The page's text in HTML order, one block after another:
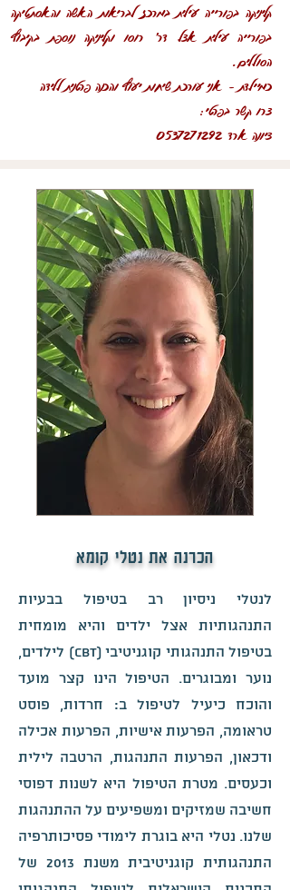
קליניקה בפורייה עילית במרכז לבריאות האשה והאסתטיקה
בפורייה עילית אצל דר' רוסו וקליניקה נוספת בקיבוץ
הסוללים.
כמיילדת – אני עורכת שיחות יעוץ והכנה פרטנית ללידה
צרו קשר בפרטי:
ציונה ארד 0537271292
הכרנה את נטלי קומא
לנטלי ניסיון רב בטיפול בבעיות
התנהגותיות אצל ילדים והיא מומחית
בטיפול התנהגותי קוגניטיבי (cbt) לילדים,
נוער ומבוגרים. הטיפול הינו קצר מועד
והוכח כיעיל לטיפול ב: חרדות, פוסט
טראומה, הפרעות אישיות, הפרעות אכילה
ודכאון, הפרעות התנהגות, הרטבה לילית
וכעסים. מטרת הטיפול היא לשנות דפוסי
חשיבה שמזיקים ומשפיעים על ההתנהגות
שלנו. נטלי היא בוגרת לימודי פסיכותרפיה
התנהגותית קוגניטיבית משנת 2013 של